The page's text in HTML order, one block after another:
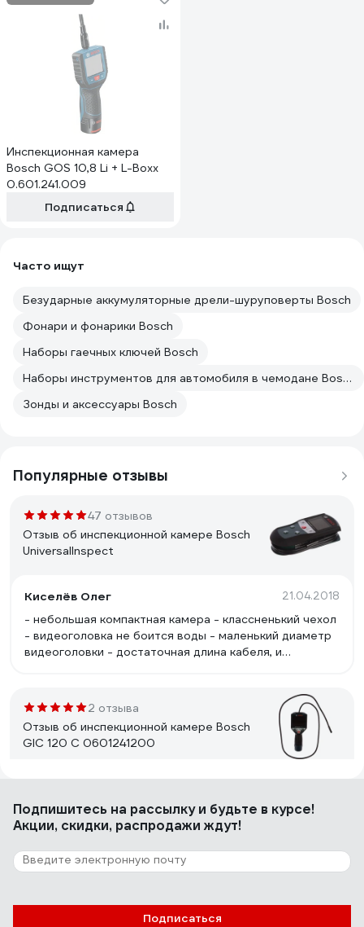
Инспекционная камера
Bosch GOS 10,8 Li + L-Boxx
0.601.241.009
Подписаться
Часто ищут
Безударные аккумуляторные дрели-шуруповерты Bosch
Фонари и фонарики Bosch
Наборы гаечных ключей Bosch
Наборы инструментов для автомобиля в чемодане Bosch
Зонды и аксессуары Bosch
Популярные отзывы
47 отзывов
Отзыв об инспекционной камере Bosch
UniversalInspect
Киселёв Олег 21.04.2018
- небольшая компактная камера - классненький чехол
- видеоголовка не боится воды - маленький диаметр
видеоголовки - достаточная длина кабеля, и
2 отзыва
Отзыв об инспекционной камере Bosch
GIC 120 C 0601241200
Видно все хорошо, изображение идет без искажений,
не битое, все отображается без тормозов. Мне
всех подобных камер с али...
Отзыв о смотровой камере Bosch GIC 120
Подпишитесь на рассылкуи будьте в курсе!
Акции, скидки, распродажи ждут!
Подписаться